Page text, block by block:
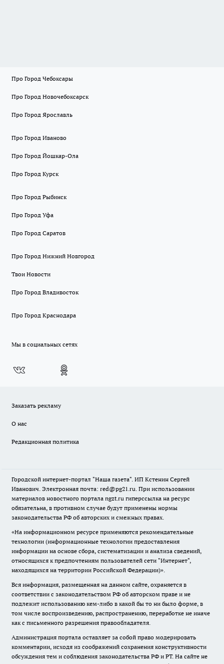
Про Город Чебоксары
Про Город Новочебоксарск
Про Город Ярославль
Про Город Иваново
Про Город Йошкар-Ола
Про Город Курск
Про Город Рыбинск
Про Город Уфа
Про Город Саратов
Про Город Нижний Новгород
Твои Новости
Про Город Владивосток
Про Город Краснодара
Мы в социальных сетях
Заказать рекламу
О нас
Редакционная политика
Городской интернет-портал "Наша газета". ИП Кстенин Сергей
Иванович. Электронная почта: red@pg21.ru. При использовании
материалов новостного портала ngzt.ru гиперссылка на ресурс
обязательна, в противном случае будут применены нормы
законодательства РФ об авторских и смежных правах.
«На информационном ресурсе применяются рекомендательные
технологии (информационные технологии предоставления
информации на основе сбора, систематизации и анализа сведений,
относящихся к предпочтениям пользователей сети "Интернет",
находящихся на территории Российской Федерации)».
Вся информация, размещенная на данном сайте, охраняется в
соответствии с законодательством РФ об авторском праве и не
подлежит использованию кем-либо в какой бы то ни было форме, в
том числе воспроизведению, распространению, переработке не иначе
как с письменного разрешения правообладателя.
Администрация портала оставляет за собой право модерировать
комментарии, исходя из соображений сохранения конструктивности
обсуждения тем и соблюдения законодательства РФ и РТ. На сайте не